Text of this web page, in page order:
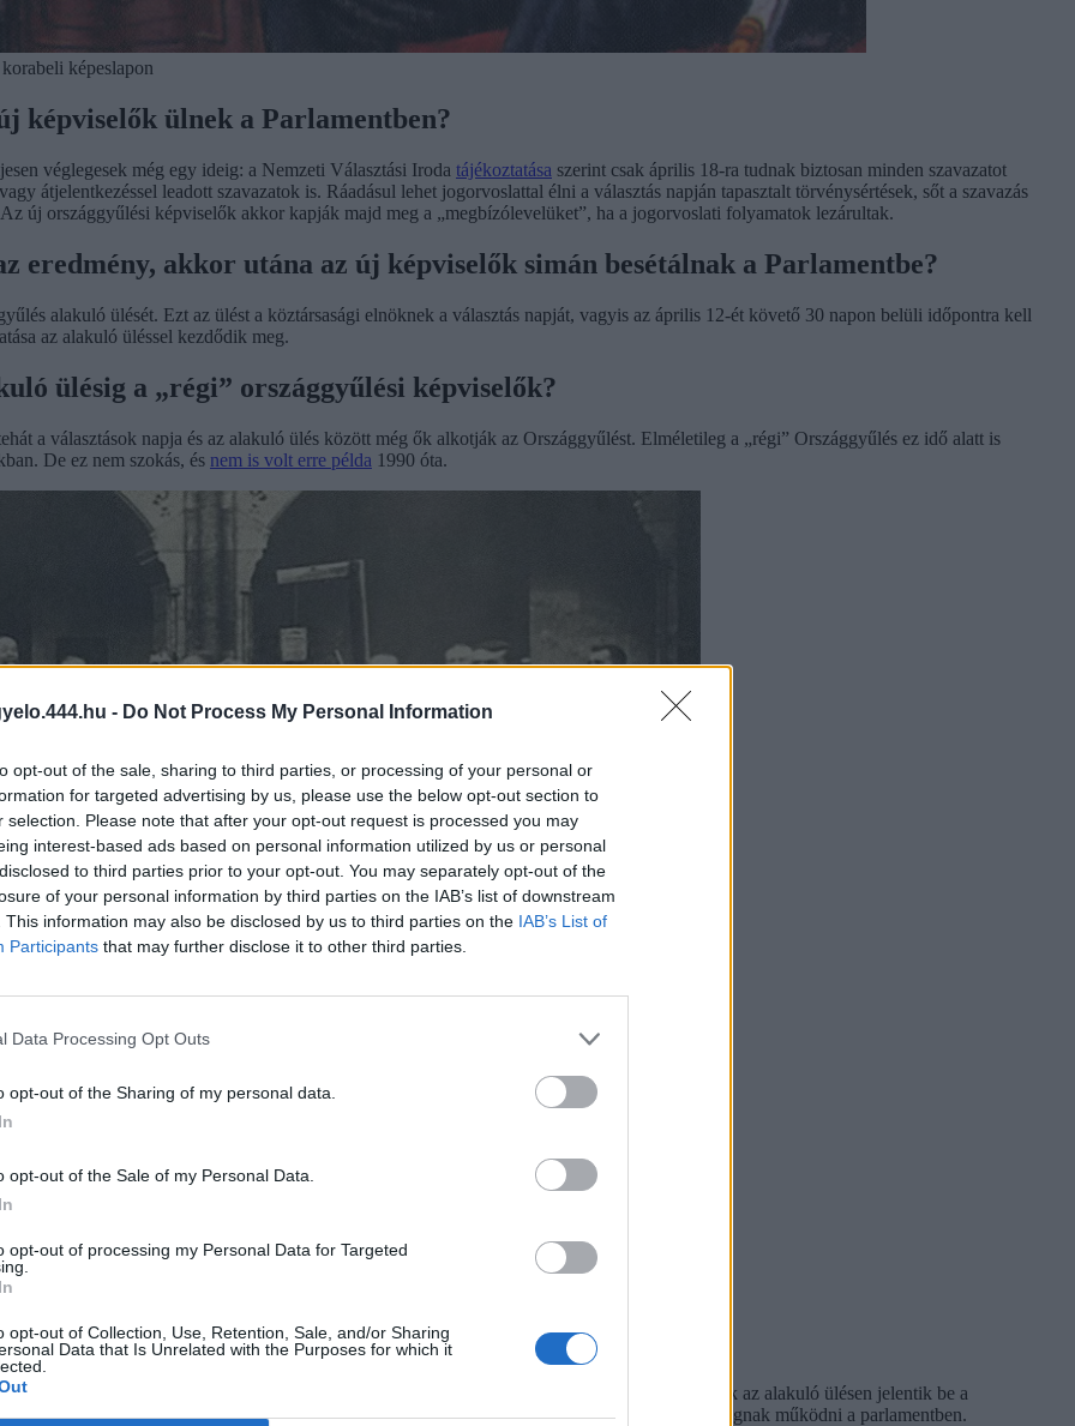
- Do Not Process My Personal Information
opt-out of the sale, sharing to third parties, or processing of your personal or
for targeted advertising by us, please use the below opt-out section to
selection. Please note that after your opt-out request is processed you may
interest-based ads based on personal information utilized by us or personal
to third parties prior to your opt-out. You may separately opt-out of the
of your personal information by third parties on the IAB’s list of downstream
This information may also be disclosed by us to third parties on the IAB’s List of
Participants that may further disclose it to other third parties.
Data Processing Opt Outs
opt-out of the Sharing of my personal data.
opt-out of the Sale of my Personal Data.
opt-out of processing my Personal Data for Targeted
opt-out of Collection, Use, Retention, Sale, and/or Sharing
Data that Is Unrelated with the Purposes for which it
képeslapon
képviselők ülnek a Parlamentben?
véglegesek még egy ideig: a Nemzeti Választási Iroda tájékoztatása szerint csak április 18-ra tudnak biztosan minden szavazatot
átjelentkezéssel leadott szavazatok is. Ráadásul lehet jogorvoslattal élni a választás napján tapasztalt törvénysértések, sőt a szavazás
új országgyűlési képviselők akkor kapják majd meg a „megbízólevelüket”, ha a jogorvoslati folyamatok lezárultak.
eredmény, akkor utána az új képviselők simán besétálnak a Parlamentbe?
alakuló ülését. Ezt az ülést a köztársasági elnöknek a választás napját, vagyis az április 12-ét követő 30 napon belüli időpontra kell
az alakuló üléssel kezdődik meg.
ülésig a „régi” országgyűlési képviselők?
a választások napja és az alakuló ülés között még ők alkotják az Országgyűlést. Elméletileg a „régi” Országgyűlés ez idő alatt is
De ez nem szokás, és nem is volt erre példa 1990 óta.
1904 decemberében
tesznek, majd határoznak a választással kapcsolatos beszámolók elfogadásáról. A frakciók az alakuló ülésen jelentik be a
is, például a házelnököt. Itt döntik el rendszerint azt is, milyen szakbizottságok fognak működni a parlamentben.